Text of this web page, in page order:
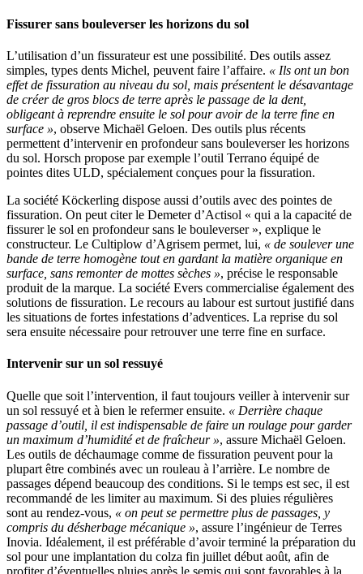
Fissurer sans bouleverser les horizons du sol
L’utilisation d’un fissurateur est une possibilité. Des outils assez
simples, types dents Michel, peuvent faire l’affaire. « Ils ont un bon
effet de fissuration au niveau du sol, mais présentent le désavantage
de créer de gros blocs de terre après le passage de la dent,
obligeant à reprendre ensuite le sol pour avoir de la terre fine en
surface », observe Michaël Geloen. Des outils plus récents
permettent d’intervenir en profondeur sans bouleverser les horizons
du sol. Horsch propose par exemple l’outil Terrano équipé de
pointes dites ULD, spécialement conçues pour la fissuration.
La société Köckerling dispose aussi d’outils avec des pointes de
fissuration. On peut citer le Demeter d’Actisol « qui a la capacité de
fissurer le sol en profondeur sans le bouleverser », explique le
constructeur. Le Cultiplow d’Agrisem permet, lui, « de soulever une
bande de terre homogène tout en gardant la matière organique en
surface, sans remonter de mottes sèches », précise le responsable
produit de la marque. La société Evers commercialise également des
solutions de fissuration. Le recours au labour est surtout justifié dans
les situations de fortes infestations d’adventices. La reprise du sol
sera ensuite nécessaire pour retrouver une terre fine en surface.
Intervenir sur un sol ressuyé
Quelle que soit l’intervention, il faut toujours veiller à intervenir sur
un sol ressuyé et à bien le refermer ensuite. « Derrière chaque
passage d’outil, il est indispensable de faire un roulage pour garder
un maximum d’humidité et de fraîcheur », assure Michaël Geloen.
Les outils de déchaumage comme de fissuration peuvent pour la
plupart être combinés avec un rouleau à l’arrière. Le nombre de
passages dépend beaucoup des conditions. Si le temps est sec, il est
recommandé de les limiter au maximum. Si des pluies régulières
sont au rendez-vous, « on peut se permettre plus de passages, y
compris du désherbage mécanique », assure l’ingénieur de Terres
Inovia. Idéalement, il est préférable d’avoir terminé la préparation du
sol pour une implantation du colza fin juillet début août, afin de
profiter d’éventuelles pluies après le semis qui sont favorables à la